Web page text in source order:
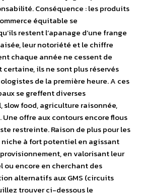
Conséquence : les produits
équitable se
restent l’apanage d’une frange
leur notoriété et le chiffre
chaque année ne cessent de
ils ne sont plus réservés
de la première heure. A ces
se greffent diverses
slow food, agriculture raisonnée,
Une offre aux contours encore flous
restreinte. Raison de plus pour les
niche à fort potentiel en agissant
en valorisant leur
ou encore en cherchant des
alternatifs aux GMS (circuits
trouver ci-dessous le